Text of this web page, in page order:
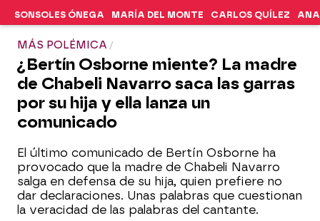
SONSOLES ÓNEGA MARÍA DEL MONTE CARLOS QUÍLEZ ANA
MÁS POLÉMICA
¿Bertín Osborne miente? La madre
de Chabeli Navarro saca las garras
por su hija y ella lanza un
comunicado
El último comunicado de Bertín Osborne ha
provocado que la madre de Chabeli Navarro
salga en defensa de su hija, quien prefiere no
dar declaraciones. Unas palabras que cuestionan
la veracidad de las palabras del cantante.